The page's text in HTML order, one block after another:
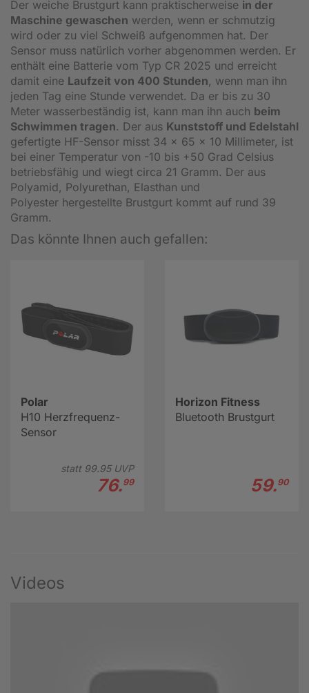
Der weiche Brustgurt kann praktischerweise in der
Maschine gewaschen werden, wenn er schmutzig
wird oder zu viel Schweiß aufgenommen hat. Der
Sensor muss natürlich vorher abgenommen werden. Er
enthält eine Batterie vom Typ CR 2025 und erreicht
damit eine Laufzeit von 400 Stunden, wenn man ihn
jeden Tag eine Stunde verwendet. Da er bis zu 30
Meter wasserbeständig ist, kann man ihn auch beim
Schwimmen tragen. Der aus Kunststoff und Edelstahl
gefertigte HF-Sensor misst 34 x 65 x 10 Millimeter, ist
bei einer Temperatur von -10 bis +50 Grad Celsius
betriebsfähig und wiegt circa 21 Gramm. Der aus
Polyamid, Polyurethan, Elasthan und
Polyester hergestellte Brustgurt kommt auf rund 39
Gramm.
Das könnte Ihnen auch gefallen:
Polar
H10 Herzfrequenz-
Sensor
statt 99.95UVP
76.99
Horizon Fitness
Bluetooth Brustgurt
59.90
Videos